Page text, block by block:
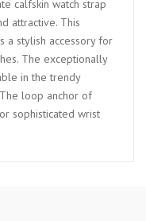
calfskin watch strap
attractive. This
a stylish accessory for
The exceptionally
in the trendy
loop anchor of
sophisticated wrist